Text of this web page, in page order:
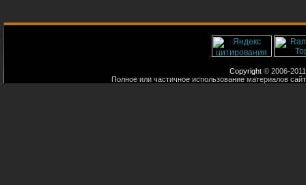
Copyright © 2006-
Полное или частичное использование материалов